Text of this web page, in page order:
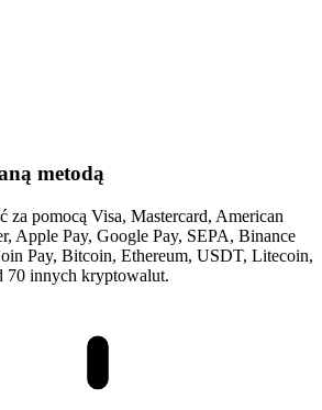
metodą
za pomocą Visa, Mastercard, American
Apple Pay, Google Pay, SEPA, Binance
Pay, Bitcoin, Ethereum, USDT, Litecoin,
70 innych kryptowalut.